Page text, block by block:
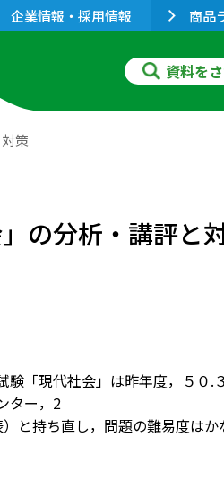
企業情報・採用情報 商品
資料を
策
の分析・講評と
験「現代社会」は昨年度，５０
ター，2
と持ち直し，問題の難易度は